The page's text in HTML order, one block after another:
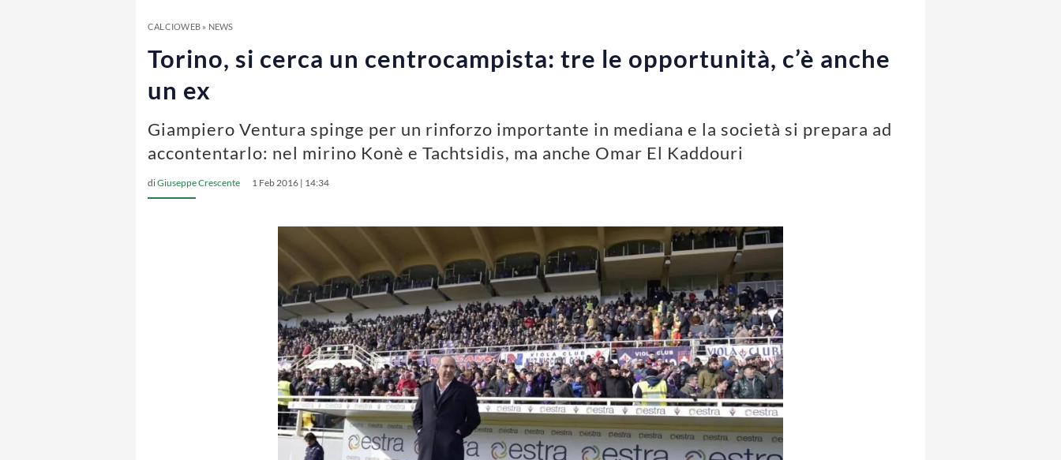
CALCIOWEB» NEWS
Torino, si cerca un centrocampista: tre le opportunità, c’è anche
un ex
Giampiero Ventura spinge per un rinforzo importante in mediana e la società si prepara ad
accontentarlo: nel mirino Konè e Tachtsidis, ma anche Omar El Kaddouri
diGiuseppe Crescente 1 Feb 2016 | 14:34